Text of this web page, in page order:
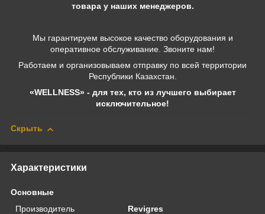
товара у наших менеджеров.
Мы гарантируем высокое качество оборудования и
оперативное обслуживание. Звоните нам!
Работаем и организовываем отправку по всей территории
Республики Казахстан.
«WELLNESS» - для тех, кто из лучшего выбирает
исключительное!
Скрыть
Характеристики
Основные
Производитель
Revigres